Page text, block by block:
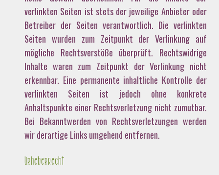
verlinkten Seiten ist stets der jeweilige Anbieter oder
Betreiber der Seiten verantwortlich. Die verlinkten
Seiten wurden zum Zeitpunkt der Verlinkung auf
mögliche Rechtsverstöße überprüft. Rechtswidrige
Inhalte waren zum Zeitpunkt der Verlinkung nicht
erkennbar. Eine permanente inhaltliche Kontrolle der
verlinkten Seiten ist jedoch ohne konkrete
Anhaltspunkte einer Rechtsverletzung nicht zumutbar.
Bei Bekanntwerden von Rechtsverletzungen werden
wir derartige Links umgehend entfernen.
Urheberrecht